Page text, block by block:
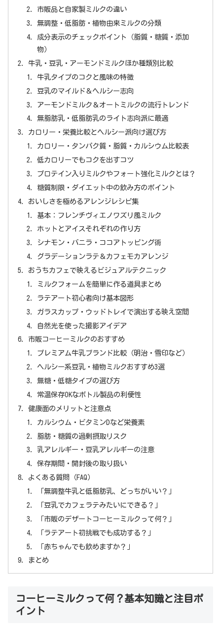
市販品と自家製ミルクの違い
無調整・低脂肪・植物由来ミルクの分類
成分表示のチェックポイント（脂質・糖質・添加
物）
牛乳・豆乳・アーモンドミルクほか種類別比較
牛乳タイプのコクと風味の特徴
豆乳のマイルド＆ヘルシー志向
アーモンドミルク＆オートミルクの流行トレンド
無脂肪乳・低脂肪乳のライト志向派に最適
カロリー・栄養比較とヘルシー派向け選び方
カロリー・タンパク質・脂質・カルシウム比較表
低カロリーでもコクを出すコツ
プロテイン入りミルクやフォート強化ミルクとは？
糖質制限・ダイエット中の飲み方のポイント
おいしさを極めるアレンジレシピ集
基本：フレンチヴィエノワズリ風ミルク
ホットとアイスそれぞれの作り方
シナモン・バニラ・ココアトッピング術
グラデーションラテ＆カフェモカアレンジ
おうちカフェで映えるビジュアルテクニック
ミルクフォームを簡単に作る道具まとめ
ラテアート初心者向け基本図形
ガラスカップ・ウッドトレイで演出する映え空間
自然光を使った撮影アイデア
市販コーヒーミルクのおすすめ
プレミアム牛乳ブランド比較（明治・雪印など）
ヘルシー系豆乳・植物ミルクおすすめ3選
無糖・低糖タイプの選び方
常温保存OKなボトル製品の利便性
健康面のメリットと注意点
カルシウム・ビタミンDなど栄養素
脂肪・糖質の過剰摂取リスク
乳アレルギー・豆乳アレルギーの注意
保存期間・開封後の取り扱い
よくある質問（FAQ）
「無調整牛乳と低脂肪乳、どっちがいい？」
「豆乳でカフェラテみたいにできる？」
「市販のデザートコーヒーミルクって何？」
「ラテアート初挑戦でも成功する？」
「赤ちゃんでも飲めますか？」
まとめ
コーヒーミルクって何？基本知識と注目ポ
イント